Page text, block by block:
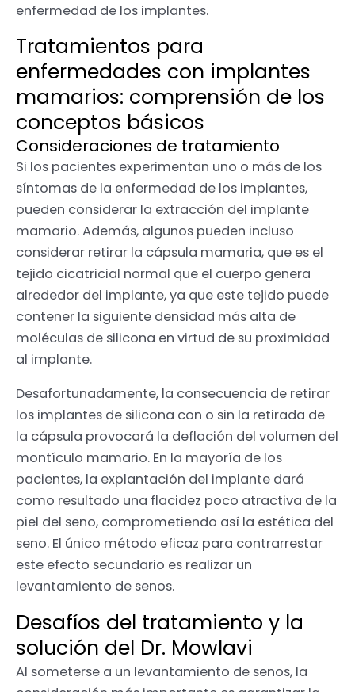
enfermedad de los implantes.
Tratamientos para
enfermedades con implantes
mamarios: comprensión de los
conceptos básicos
Consideraciones de tratamiento
Si los pacientes experimentan uno o más de los
síntomas de la enfermedad de los implantes,
pueden considerar la extracción del implante
mamario. Además, algunos pueden incluso
considerar retirar la cápsula mamaria, que es el
tejido cicatricial normal que el cuerpo genera
alrededor del implante, ya que este tejido puede
contener la siguiente densidad más alta de
moléculas de silicona en virtud de su proximidad
al implante.
Desafortunadamente, la consecuencia de retirar
los implantes de silicona con o sin la retirada de
la cápsula provocará la deflación del volumen del
montículo mamario. En la mayoría de los
pacientes, la explantación del implante dará
como resultado una flacidez poco atractiva de la
piel del seno, comprometiendo así la estética del
seno. El único método eficaz para contrarrestar
este efecto secundario es realizar un
levantamiento de senos.
Desafíos del tratamiento y la
solución del Dr. Mowlavi
Al someterse a un levantamiento de senos, la